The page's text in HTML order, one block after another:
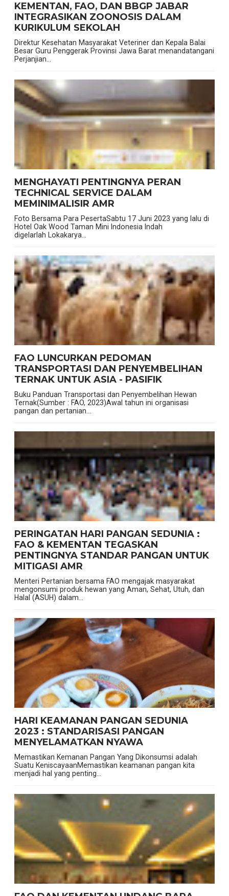
KEMENTAN, FAO, DAN BBGP JABAR
INTEGRASIKAN ZOONOSIS DALAM
KURIKULUM SEKOLAH
Direktur Kesehatan Masyarakat Veteriner dan Kepala Balai
Besar Guru Penggerak Provinsi Jawa Barat menandatangani
Perjanjian...
MENGHAYATI PENTINGNYA PERAN
TECHNICAL SERVICE DALAM
MEMINIMALISIR AMR
Foto Bersama Para PesertaSabtu 17 Juni 2023 yang lalu di
Hotel Oak Wood Taman Mini Indonesia Indah
digelarlah Lokakarya...
FAO LUNCURKAN PEDOMAN
TRANSPORTASI DAN PENYEMBELIHAN
TERNAK UNTUK ASIA - PASIFIK
Buku Panduan Transportasi dan Penyembelihan Hewan
Ternak(Sumber : FAO, 2023)Awal tahun ini organisasi
pangan dan pertanian...
PERINGATAN HARI PANGAN SEDUNIA :
FAO & KEMENTAN TEGASKAN
PENTINGNYA STANDAR PANGAN UNTUK
MITIGASI AMR
Menteri Pertanian bersama FAO mengajak masyarakat
mengonsumi produk hewan yang Aman, Sehat, Utuh, dan
Halal (ASUH) dalam...
HARI KEAMANAN PANGAN SEDUNIA
2023 : STANDARISASI PANGAN
MENYELAMATKAN NYAWA
Memastikan Kemanan Pangan Yang Dikonsumsi adalah
Suatu KeniscayaanMemastikan keamanan pangan kita
menjadi hal yang penting...